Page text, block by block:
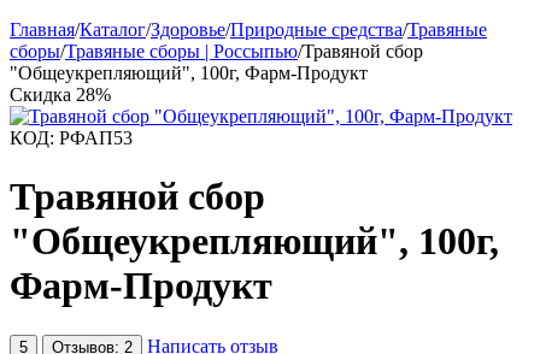
Главная/Каталог/Здоровье/Природные средства/Травяные
сборы/Травяные сборы | Россыпью/Травяной сбор
"Общеукрепляющий", 100г, Фарм-Продукт
Скидка 28%
КОД: РФАП53
Травяной сбор
"Общеукрепляющий", 100г,
Фарм-Продукт
5 Отзывов: 2
Написать отзыв